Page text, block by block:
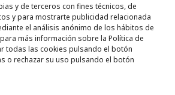
y de terceros con fines técnicos, de
y para mostrarte publicidad relacionada
el análisis anónimo de los hábitos de
para más información sobre la Política de
todas las cookies pulsando el botón
o rechazar su uso pulsando el botón